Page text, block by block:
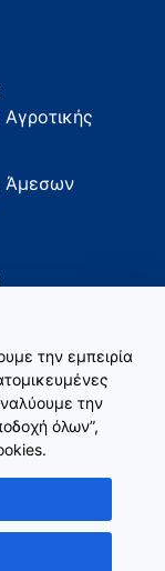
Αγροτικής
Άμεσων
την εμπειρία
την
όλων”,